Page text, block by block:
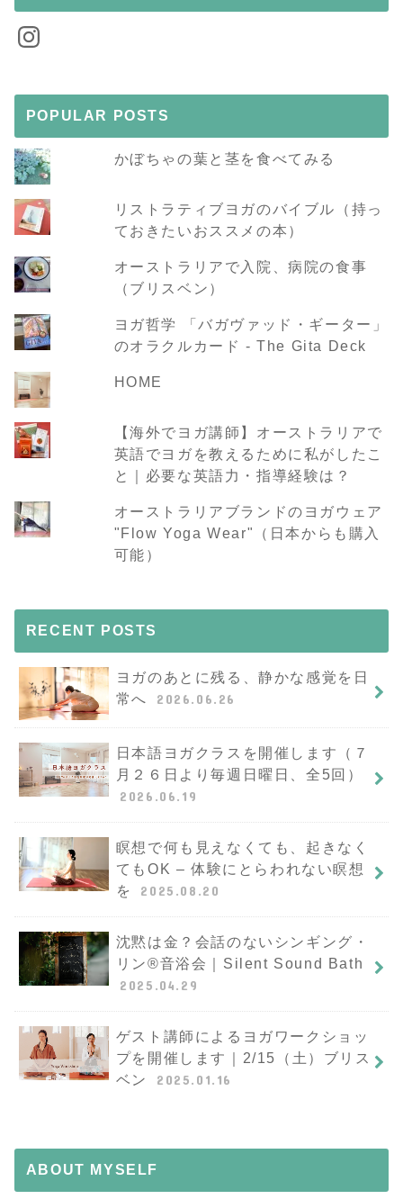
Instagram
POPULAR POSTS
かぼちゃの葉と茎を食べてみる
リストラティブヨガのバイブル（持っ
ておきたいおススメの本）
オーストラリアで入院、病院の食事
（ブリスベン）
ヨガ哲学 「バガヴァッド・ギーター」
のオラクルカード - The Gita Deck
HOME
【海外でヨガ講師】オーストラリアで
英語でヨガを教えるために私がしたこ
と｜必要な英語力・指導経験は？
オーストラリアブランドのヨガウェア
"Flow Yoga Wear"（日本からも購入
可能）
RECENT POSTS
ヨガのあとに残る、静かな感覚を日
常へ
2026.06.26
日本語ヨガクラスを開催します（７
月２６日より毎週日曜日、全5回）
2026.06.19
瞑想で何も見えなくても、起きなく
てもOK – 体験にとらわれない瞑想
を
2025.08.20
沈黙は金？会話のないシンギング・
リン®︎音浴会｜Silent Sound Bath
2025.04.29
ゲスト講師によるヨガワークショッ
プを開催します｜2/15（土）ブリス
ベン
2025.01.16
ABOUT MYSELF